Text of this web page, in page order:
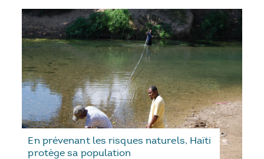
En prévenant les risques naturels, Haïti
protège sa population